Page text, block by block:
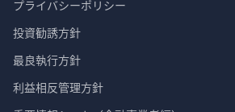
プライバシーポリシー
投資勧誘方針
最良執行方針
利益相反管理方針